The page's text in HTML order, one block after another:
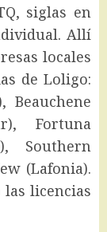
siglas en
Allí
locales
de Loligo:
Beauchene
Fortuna
Southern
(Lafonia).
licencias